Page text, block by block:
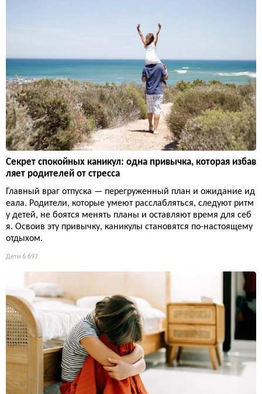
Секрет спокойных каникул: одна привычка, которая избав
ляет родителей от стресса
Главный враг отпуска — перегруженный план и ожидание ид
еала. Родители, которые умеют расслабляться, следуют ритм
у детей, не боятся менять планы и оставляют время для себ
я. Освоив эту привычку, каникулы становятся по-настоящему
отдыхом.
Дети 6 697